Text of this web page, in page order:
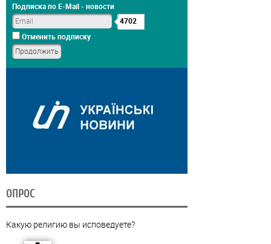
Подписка по E-Mail - новости
4702
Отменить подписку
ОПРОС
Какую религию вы исповедуете?